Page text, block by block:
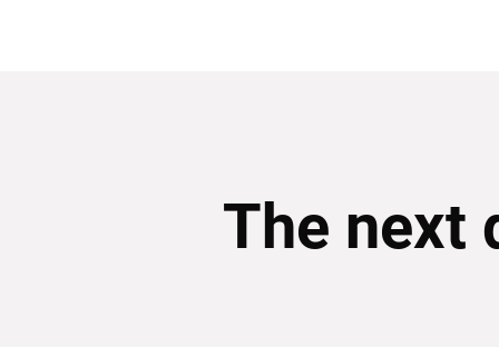
The next